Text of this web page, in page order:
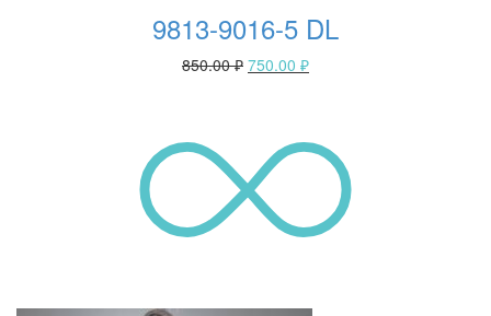
9813-9016-5 DL
850.00₽ 750.00 ₽